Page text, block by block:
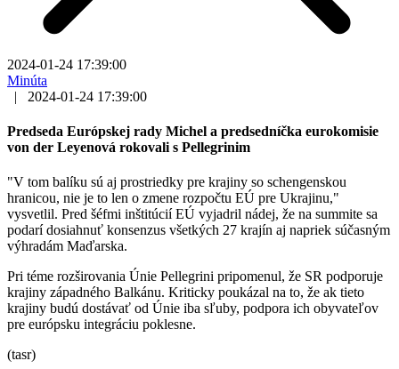
2024-01-24 17:39:00
Minúta
|
2024-01-24 17:39:00
Predseda Európskej rady Michel a predsedníčka eurokomisie
von der Leyenová rokovali s Pellegrinim
"V tom balíku sú aj prostriedky pre krajiny so schengenskou
hranicou, nie je to len o zmene rozpočtu EÚ pre Ukrajinu,"
vysvetlil. Pred šéfmi inštitúcií EÚ vyjadril nádej, že na summite sa
podarí dosiahnuť konsenzus všetkých 27 krajín aj napriek súčasným
výhradám Maďarska.
Pri téme rozširovania Únie Pellegrini pripomenul, že SR podporuje
krajiny západného Balkánu. Kriticky poukázal na to, že ak tieto
krajiny budú dostávať od Únie iba sľuby, podpora ich obyvateľov
pre európsku integráciu poklesne.
(tasr)